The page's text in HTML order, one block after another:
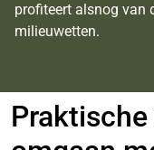
profiteert alsnog van
milieuwetten.